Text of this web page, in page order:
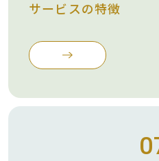
サービスの特徴